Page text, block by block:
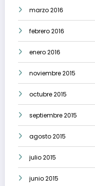
marzo 2016
febrero 2016
enero 2016
noviembre 2015
octubre 2015
septiembre 2015
agosto 2015
julio 2015
junio 2015